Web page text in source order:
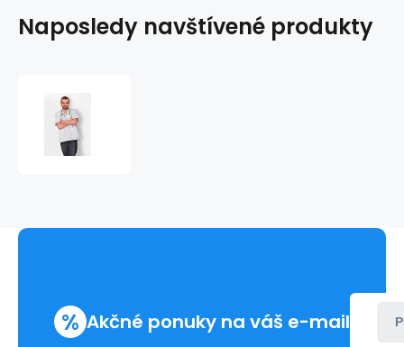
Naposledy navštívené produkty
% Akčné ponuky na váš e-mail